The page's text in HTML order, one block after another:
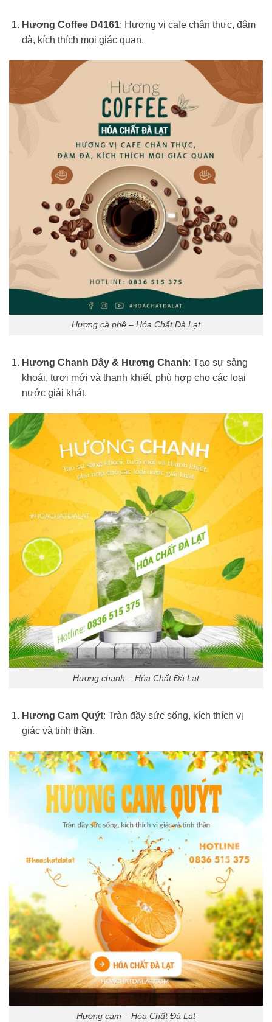
Hương Coffee D4161: Hương vị cafe chân thực, đậm
đà, kích thích mọi giác quan.
Hương cà phê – Hóa Chất Đà Lạt
Hương Chanh Dây & Hương Chanh: Tạo sự sảng
khoái, tươi mới và thanh khiết, phù hợp cho các loại
nước giải khát.
Hương chanh – Hóa Chất Đà Lạt
Hương Cam Quýt: Tràn đầy sức sống, kích thích vị
giác và tinh thần.
Hương cam – Hóa Chất Đà Lạt